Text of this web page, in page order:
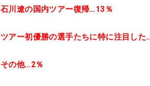
石川遼の国内ツアー復帰…13％
ツアー初優勝の選手たちに特に注目した
その他…2％